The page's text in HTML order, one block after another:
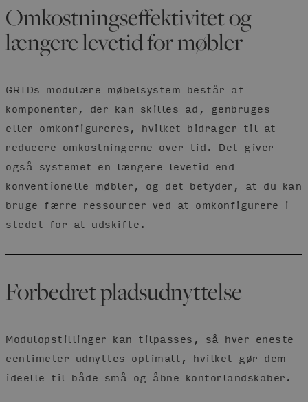
Omkostningseffektivitet og
længere levetid for møbler
GRIDs modulære møbelsystem består af
komponenter, der kan skilles ad, genbruges
eller omkonfigureres, hvilket bidrager til at
reducere omkostningerne over tid. Det giver
også systemet en længere levetid end
konventionelle møbler, og det betyder, at du kan
bruge færre ressourcer ved at omkonfigurere i
stedet for at udskifte.
Forbedret pladsudnyttelse
Modulopstillinger kan tilpasses, så hver eneste
centimeter udnyttes optimalt, hvilket gør dem
ideelle til både små og åbne kontorlandskaber.